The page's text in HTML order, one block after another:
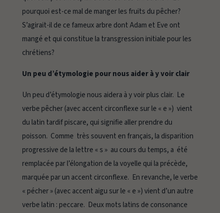
pourquoi est-ce mal de manger les fruits du pêcher?
S’agirait-il de ce fameux arbre dont Adam et Eve ont
mangé et qui constitue la transgression initiale pour les
chrétiens?
Un peu d’étymologie pour nous aider à y voir clair
Un peu d’étymologie nous aidera à y voir plus clair. Le
verbe pêcher (avec accent circonflexe sur le « e ») vient
du latin tardifpiscare, qui signifie aller prendre du
poisson. Comme très souvent en français, la disparition
progressive de la lettre « s » au cours du temps, a été
remplacée par l’élongation de la voyelle qui la précède,
marquée par un accent circonflexe. En revanche, le verbe
« pécher » (avec accent aigu sur le « e ») vient d’un autre
verbe latin : peccare. Deux mots latins de consonance